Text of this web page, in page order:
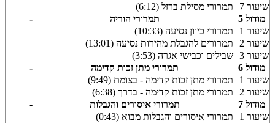
שיעור 7
תמרורי מסילת ברזל (6:12)
מודול 5
תמרורי הוריה
-
שיעור 1
תמרורי כיוון נסיעה (10:33)
שיעור 2
תמרורים להגבלת מהירות נסיעה (13:01)
שיעור 3
שבילים וכבישי אגרה (3:53)
מודול 6
תמרורי מתן זכות קדימה
-
שיעור 1
תמרורי מתן זכות קדימה - בצומת (9:49)
שיעור 2
תמרורי מתן זכות קדימה - בדרך (6:38)
מודול 7
תמרורי איסורים והגבלות
-
שיעור 1
תמרורי איסורים והגבלות מבוא (0:43)